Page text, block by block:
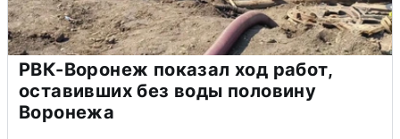
РВК-Воронеж показал ход работ,
оставивших без воды половину
Воронежа